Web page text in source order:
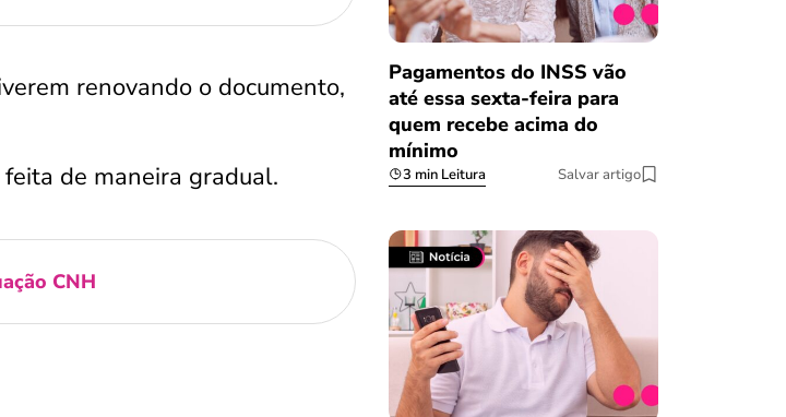
renovando o documento,
de maneira gradual.
CNH
Pagamentos do INSS vão
até essa sexta-feira para
quem recebe acima do
mínimo
3 min Leitura Salvar artigo